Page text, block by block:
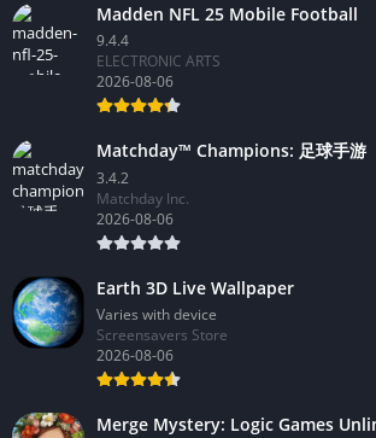
Madden NFL 25 Mobile Football
9.4.4
ELECTRONIC ARTS
2026-08-06
Matchday™ Champions: 足球手游
3.4.2
Matchday Inc.
2026-08-06
Earth 3D Live Wallpaper
Varies with device
Screensavers Store
2026-08-06
Merge Mystery: Logic Games